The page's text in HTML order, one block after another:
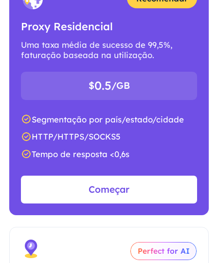
Proxy Residencial
Uma taxa média de sucesso de 99,5%,
faturação baseada na utilização.
$0.5/GB
Segmentação por país/estado/cidade
HTTP/HTTPS/SOCKS5
Tempo de resposta <0,6s
Começar
Perfect for AI